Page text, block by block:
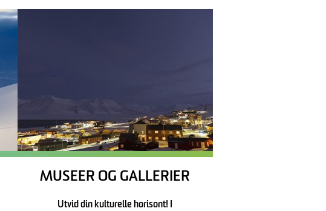
MUSEER OG GALLERIER
Utvid din kulturelle horisont! I